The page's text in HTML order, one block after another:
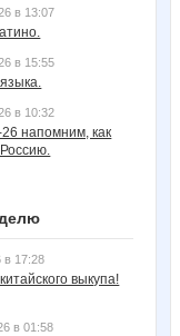
в 13:07
в 15:55
в 10:32
напомним, как
в 17:28
выкупа!
в 01:58